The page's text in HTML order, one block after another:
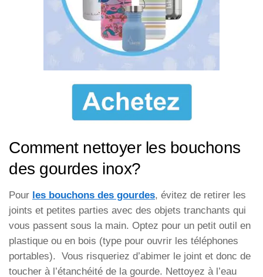
Comment nettoyer les bouchons
des gourdes inox?
Pour les bouchons des gourdes, évitez de retirer les
joints et petites parties avec des objets tranchants qui
vous passent sous la main. Optez pour un petit outil en
plastique ou en bois (type pour ouvrir les téléphones
portables). Vous risqueriez d’abimer le joint et donc de
toucher à l’étanchéité de la gourde. Nettoyez à l’eau